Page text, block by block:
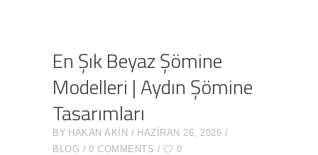
En Şık Beyaz Şömine
Modelleri | Aydın Şömine
Tasarımları
BY HAKAN AKIN
HAZIRAN 26, 2026
BLOG
0 COMMENTS 0